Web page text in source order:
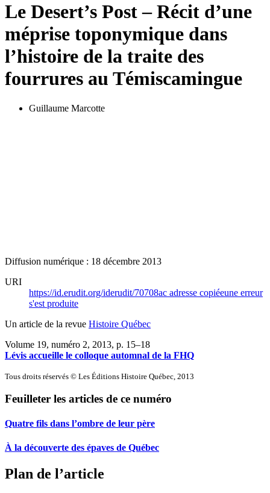
Le Desert’s Post – Récit d’une
méprise toponymique dans
l’histoire de la traite des
fourrures au Témiscamingue
Guillaume Marcotte
Diffusion numérique : 18 décembre 2013
URI
https://id.erudit.org/iderudit/70708ac adresse copiéeune erreur
s'est produite
Un article de la revue Histoire Québec
Volume 19, numéro 2, 2013, p. 15–18
Lévis accueille le colloque automnal de la FHQ
Tous droits réservés © Les Éditions Histoire Québec, 2013
Feuilleter les articles de ce numéro
Quatre fils dans l’ombre de leur père
À la découverte des épaves de Québec
Plan de l’article